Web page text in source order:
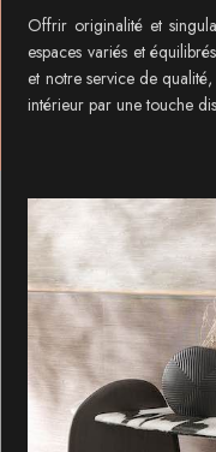
Offrir originalité et
espaces variés et
et notre service de
intérieur par une touche